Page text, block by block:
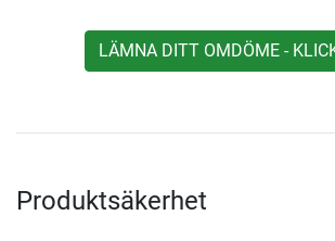
LÄMNA DITT OMDÖME -
Produktsäkerhet